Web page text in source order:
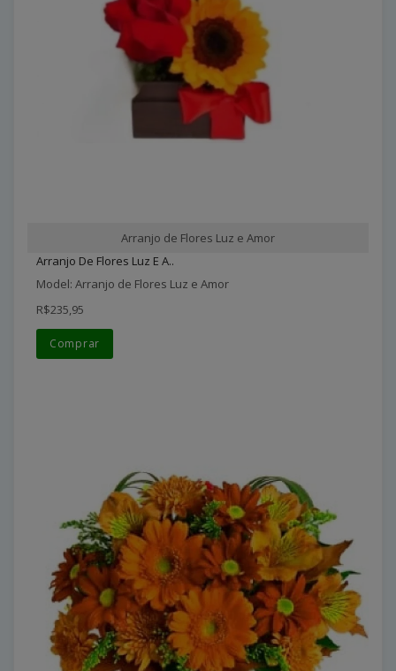
Arranjo de Flores Luz e Amor
Arranjo De Flores Luz E A..
Model: Arranjo de Flores Luz e Amor
R$235,95
Comprar